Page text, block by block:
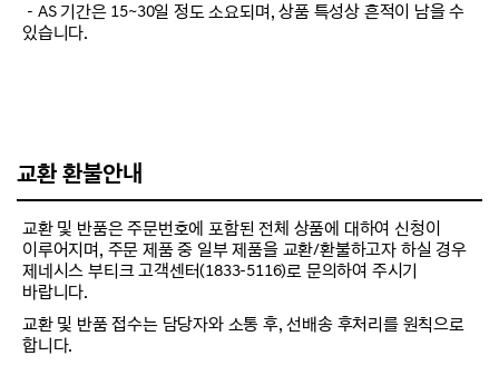
－AS 기간은 15~30일 정도 소요되며, 상품 특성상 흔적이 남을 수
있습니다.
교환 환불안내
교환 및 반품은 주문번호에 포함된 전체 상품에 대하여 신청이
이루어지며, 주문 제품 중 일부 제품을 교환/환불하고자 하실 경우
제네시스 부티크 고객센터(1833-5116)로 문의하여 주시기
바랍니다.
교환 및 반품 접수는 담당자와 소통 후, 선배송 후처리를 원칙으로
합니다.